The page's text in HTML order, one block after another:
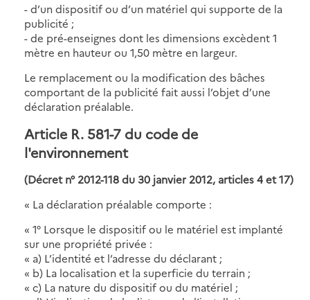
- d’un dispositif ou d’un matériel qui supporte de la
publicité ;
- de pré-enseignes dont les dimensions excèdent 1
mètre en hauteur ou 1,50 mètre en largeur.
Le remplacement ou la modification des bâches
comportant de la publicité fait aussi l’objet d’une
déclaration préalable.
Article R. 581-7 du code de
l'environnement
(Décret n° 2012-118 du 30 janvier 2012, articles 4 et 17)
« La déclaration préalable comporte :
« 1° Lorsque le dispositif ou le matériel est implanté
sur une propriété privée :
« a) L’identité et l’adresse du déclarant ;
« b) La localisation et la superficie du terrain ;
« c) La nature du dispositif ou du matériel ;